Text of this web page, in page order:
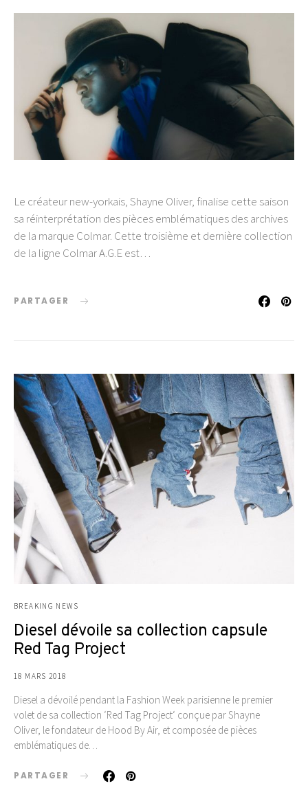
Le créateur new-yorkais, Shayne Oliver, finalise cette saison
sa réinterprétation des pièces emblématiques des archives
de la marque Colmar. Cette troisième et dernière collection
de la ligne Colmar A.G.E est…
PARTAGER
BREAKING NEWS
Diesel dévoile sa collection capsule
Red Tag Project
18 MARS 2018
Diesel a dévoilé pendant la Fashion Week parisienne le premier
volet de sa collection ‘Red Tag Project‘ conçue par Shayne
Oliver, le fondateur de Hood By Air, et composée de pièces
emblématiques de…
PARTAGER